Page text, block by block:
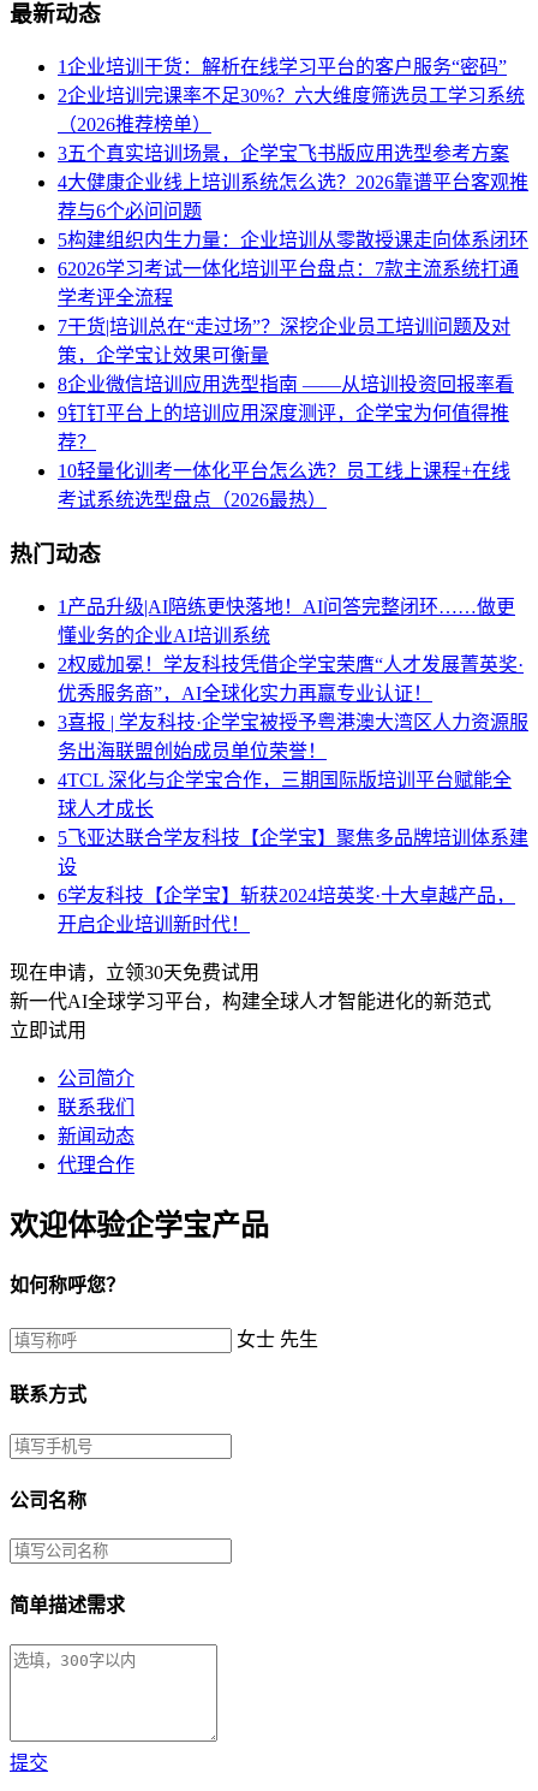
最新动态
1企业培训干货：解析在线学习平台的客户服务“密码”
2企业培训完课率不足30%？六大维度筛选员工学习系统
（2026推荐榜单）
3五个真实培训场景，企学宝飞书版应用选型参考方案
4大健康企业线上培训系统怎么选？2026靠谱平台客观推
荐与6个必问问题
5构建组织内生力量：企业培训从零散授课走向体系闭环
62026学习考试一体化培训平台盘点：7款主流系统打通
学考评全流程
7干货|培训总在“走过场”？深挖企业员工培训问题及对
策，企学宝让效果可衡量
8企业微信培训应用选型指南 ——从培训投资回报率看
9钉钉平台上的培训应用深度测评，企学宝为何值得推
荐？
10轻量化训考一体化平台怎么选？员工线上课程+在线
考试系统选型盘点（2026最热）
热门动态
1 产品升级|AI陪练更快落地！AI问答完整闭环……做更
懂业务的企业AI培训系统
2权威加冕！学友科技凭借企学宝荣膺“人才发展菁英奖·
优秀服务商”，AI全球化实力再赢专业认证！
3喜报 | 学友科技·企学宝被授予粤港澳大湾区人力资源服
务出海联盟创始成员单位荣誉！
4TCL 深化与企学宝合作，三期国际版培训平台赋能全
球人才成长
5飞亚达联合学友科技【企学宝】聚焦多品牌培训体系建
设
6学友科技【企学宝】斩获2024培英奖·十大卓越产品，
开启企业培训新时代！
现在申请，立领30天免费试用
新一代AI全球学习平台，构建全球人才智能进化的新范式
立即试用
公司简介
联系我们
新闻动态
代理合作
欢迎体验企学宝产品
如何称呼您？
女士 先生
联系方式
公司名称
简单描述需求
提交